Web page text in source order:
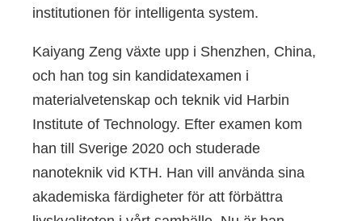
institutionen för intelligenta system.
Kaiyang Zeng växte upp i Shenzhen, China,
och han tog sin kandidatexamen i
materialvetenskap och teknik vid Harbin
Institute of Technology. Efter examen kom
han till Sverige 2020 och studerade
nanoteknik vid KTH. Han vill använda sina
akademiska färdigheter för att förbättra